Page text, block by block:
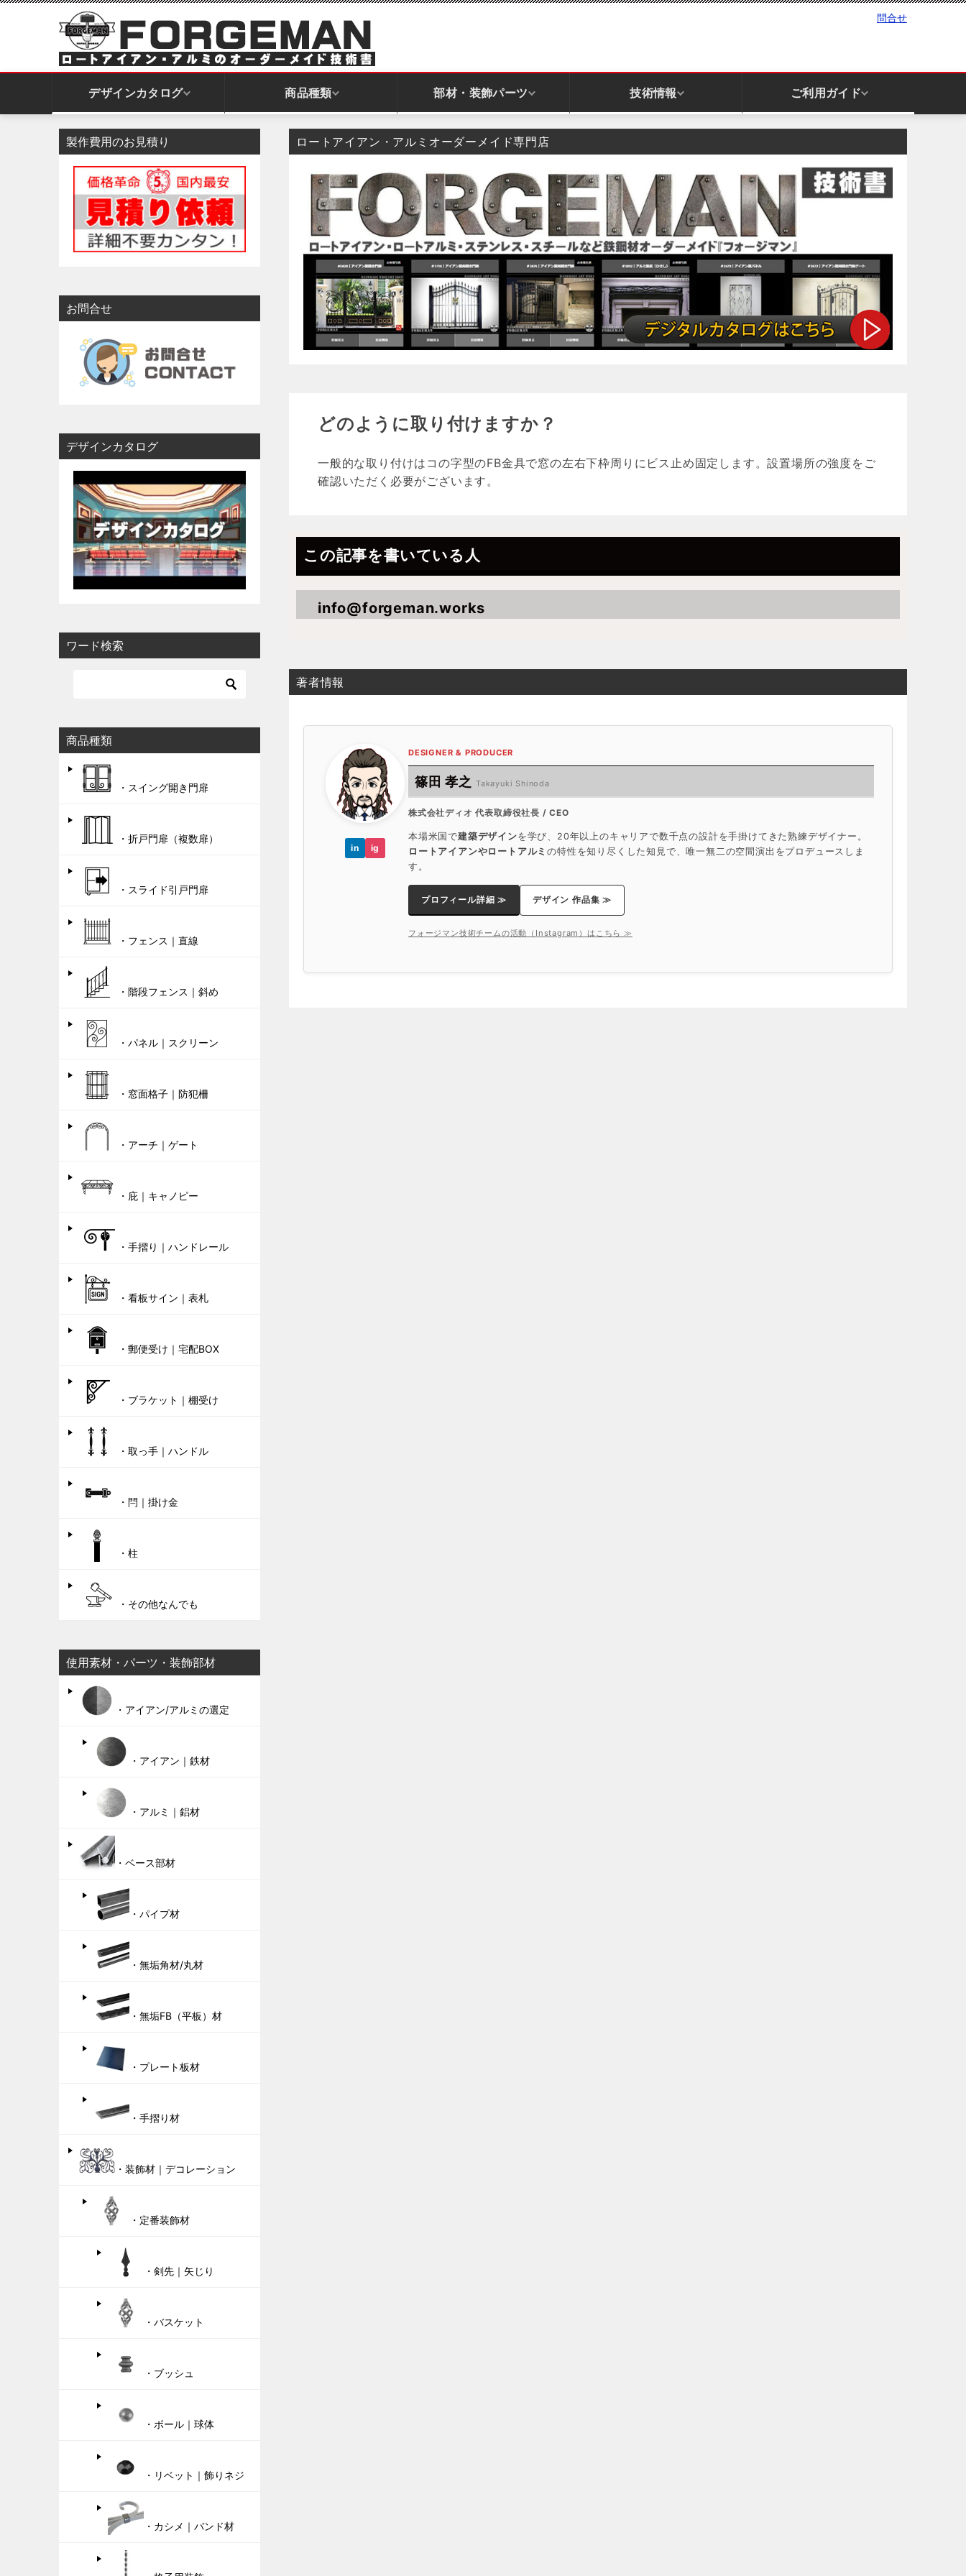
問合せ
デザインカタログ 商品種類
開き門扉｜スイングドア
引戸門扉｜スライドドア
フェンス｜直線
階段フェンス｜斜め
パネル全般｜スクリーン
窓面格子パネル
手すり｜ハンドレール
庇｜キャノピー
柱関連
看板サイン｜表札
取っ手｜ハンドル
閂｜掛け金 電気錠
部材・装飾パーツ 技術情報 ご利用ガイド
ロートアイアン・アルミオーダーメイド専門店
どのように取り付けますか？
一般的な取り付けはコの字型のFB金具で窓の左右下枠周りにビス止め固定します。設置場所の強度をご
確認いただく必要がございます。
この記事を書いている人
info@forgeman.works
著者情報
in ig
DESIGNER & PRODUCER
篠田 孝之 Takayuki Shinoda
株式会社ディオ 代表取締役社長 / CEO
本場米国で建築デザインを学び、20年以上のキャリアで数千点の設計を手掛けてきた熟練デザイナー。
ロートアイアンやロートアルミの特性を知り尽くした知見で、唯一無二の空間演出をプロデュースしま
す。
プロフィール詳細 ≫ デザイン 作品集 ≫
フォージマン技術チームの活動（Instagram）はこちら ≫
製作費用のお見積り
お問合せ
デザインカタログ
ワード検索
商品種類
・スイング開き門扉
・折戸門扉（複数扉）
・スライド引戸門扉
・フェンス｜直線
・階段フェンス｜斜め
・パネル｜スクリーン
・窓面格子｜防犯柵
・アーチ｜ゲート
・庇｜キャノピー
・手摺り｜ハンドレール
・看板サイン｜表札
・郵便受け｜宅配BOX
・ブラケット｜棚受け
・取っ手｜ハンドル
・閂｜掛け金
・柱
・その他なんでも
使用素材・パーツ・装飾部材
・アイアン/アルミの選定
・アイアン｜鉄材
・アルミ｜鋁材
・ベース部材
・パイプ材
・無垢角材/丸材
・無垢FB（平板）材
・プレート板材
・手摺り材
・装飾材｜デコレーション
・定番装飾材
・剣先｜矢じり
・バスケット
・ブッシュ
・ボール｜球体
・リベット｜飾りネジ
・カシメ｜バンド材